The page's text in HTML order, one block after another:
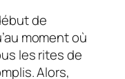
de
moment où
les rites de
Alors,